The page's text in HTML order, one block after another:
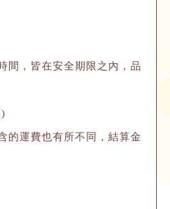
間，皆在安全期限之內，品
的運費也有所不同，結算金